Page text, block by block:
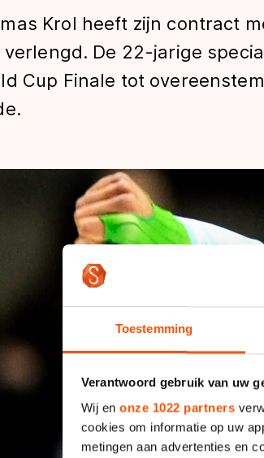
Toestemming
Verantwoord gebruik van uw
Wij en onze 1022 partners
cookies om informatie op uw
metingen aan advertenties en
& historie
weg op
Krol heeft zijn contract
verlengd. De 22-jarige
Cup Finale tot